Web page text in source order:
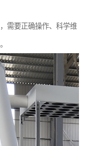
需要正确操作、科学维